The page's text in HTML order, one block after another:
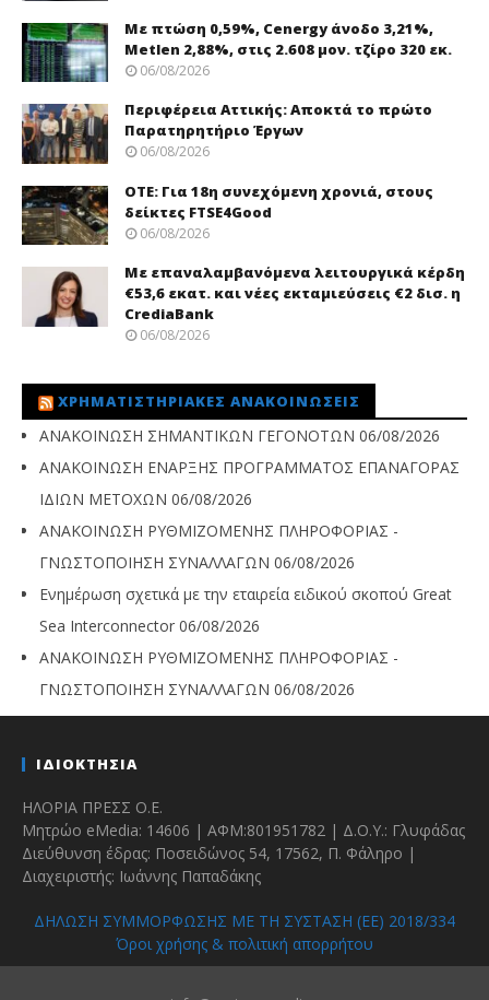
Με πτώση 0,59%, Cenergy άνοδο 3,21%,
Metlen 2,88%, στις 2.608 μον. τζίρο 320 εκ.
06/08/2026
Περιφέρεια Αττικής: Αποκτά το πρώτο
Παρατηρητήριο Έργων
06/08/2026
ΟΤΕ: Για 18η συνεχόμενη χρονιά, στους
δείκτες FTSE4Good
06/08/2026
Με επαναλαμβανόμενα λειτουργικά κέρδη
€53,6 εκατ. και νέες εκταμιεύσεις €2 δισ. η
CrediaBank
06/08/2026
ΧΡΗΜΑΤΙΣΤΗΡΙΑΚΈΣ ΑΝΑΚΟΙΝΏΣΕΙΣ
ΑΝΑΚΟΙΝΩΣΗ ΣΗΜΑΝΤΙΚΩΝ ΓΕΓΟΝΟΤΩΝ 06/08/2026
ΑΝΑΚΟΙΝΩΣΗ ΕΝΑΡΞΗΣ ΠΡΟΓΡΑΜΜΑΤΟΣ ΕΠΑΝΑΓΟΡΑΣ
ΙΔΙΩΝ ΜΕΤΟΧΩΝ 06/08/2026
ΑΝΑΚΟΙΝΩΣΗ ΡΥΘΜΙΖΟΜΕΝΗΣ ΠΛΗΡΟΦΟΡΙΑΣ -
ΓΝΩΣΤΟΠΟΙΗΣΗ ΣΥΝΑΛΛΑΓΩΝ 06/08/2026
Ενημέρωση σχετικά με την εταιρεία ειδικού σκοπού Great
Sea Interconnector 06/08/2026
ΑΝΑΚΟΙΝΩΣΗ ΡΥΘΜΙΖΟΜΕΝΗΣ ΠΛΗΡΟΦΟΡΙΑΣ -
ΓΝΩΣΤΟΠΟΙΗΣΗ ΣΥΝΑΛΛΑΓΩΝ 06/08/2026
ΙΔΙΟΚΤΗΣΙΑ
ΗΛΟΡΙΑ ΠΡΕΣΣ Ο.Ε.
Μητρώο eMedia: 14606 | ΑΦΜ:801951782 | Δ.Ο.Υ.: Γλυφάδας
Διεύθυνση έδρας: Ποσειδώνος 54, 17562, Π. Φάληρο |
Διαχειριστής: Ιωάννης Παπαδάκης
ΔΗΛΩΣΗ ΣΥΜΜΟΡΦΩΣΗΣ ΜΕ ΤΗ ΣΥΣΤΑΣΗ (ΕΕ) 2018/334
Όροι χρήσης & πολιτική απορρήτου